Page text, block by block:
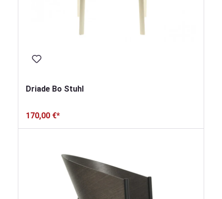
Driade Bo Stuhl
170,00 €*